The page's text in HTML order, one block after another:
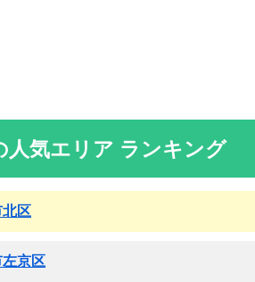
人気エリア ランキング
区
京区